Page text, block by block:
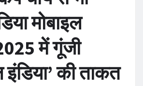
मोबाइल
में गूंजी
इंडिया’ की ताकत